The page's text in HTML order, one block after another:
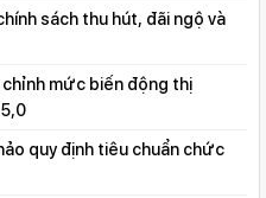
sách thu hút, đãi ngộ và
mức biến động thị
quy định tiêu chuẩn chức